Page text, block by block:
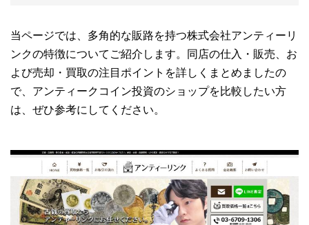
当ページでは、多角的な販路を持つ株式会社アンティーリ
ンクの特徴についてご紹介します。同店の仕入・販売、お
よび売却・買取の注目ポイントを詳しくまとめましたの
で、アンティークコイン投資のショップを比較したい方
は、ぜひ参考にしてください。